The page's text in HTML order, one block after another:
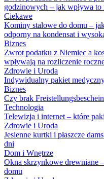
godzinowych – jak wpływa to
Ciekawe
Kominy stalowe do domu –
odporny na kondensat i
Biznes
Zwrot podatku z Niemiec a
wpływają na rozliczenie
Zdrowie i Uroda
Indywidualny pakiet
Biznes
Czy brak
Technologia
Telewizja i internet – które
Zdrowie i Uroda
Jesienne kurtki i płaszcze
dni
Dom i Wnętrze
Okna skrzynkowe drewniane
domu